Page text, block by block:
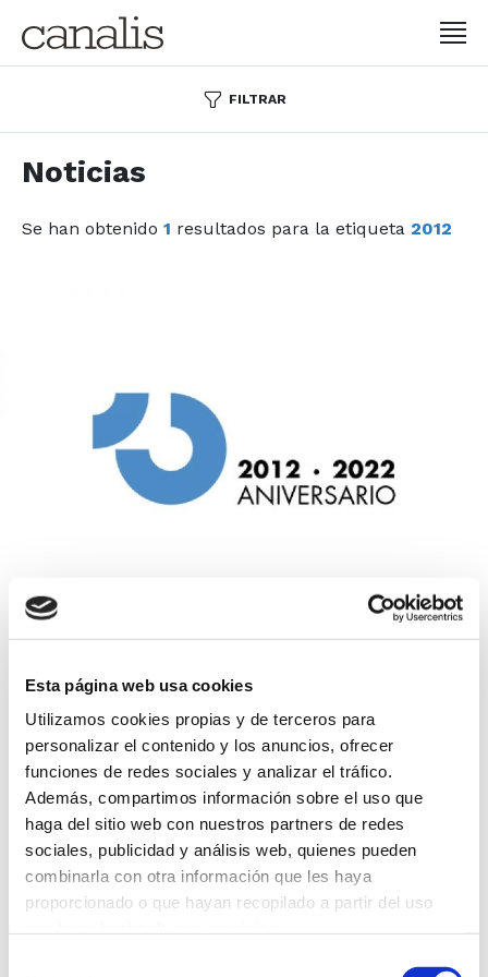
Esta página web usa cookies
Utilizamos cookies propias y de terceros para
personalizar el contenido y los anuncios, ofrecer
funciones de redes sociales y analizar el tráfico.
Además, compartimos información sobre el uso que
haga del sitio web con nuestros partners de redes
sociales, publicidad y análisis web, quienes pueden
combinarla con otra información que les haya
proporcionado o que hayan recopilado a partir del uso
FILTRAR
Noticias
Se han obtenido 1 resultados para la etiqueta 2012
GRUPO CANALIS cumple 10 años
(Mos)
Otros
Leer más
PROGRAMA KIT DIGITAL CONFINADO POR LOS FONDOS NEXT